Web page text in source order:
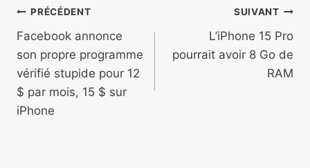
Navigation
de
l’article
PRÉCÉDENT
Facebook annonce
son propre programme
vérifié stupide pour 12
$ par mois, 15 $ sur
iPhone
SUIVANT
L’iPhone 15 Pro
pourrait avoir 8 Go de
RAM